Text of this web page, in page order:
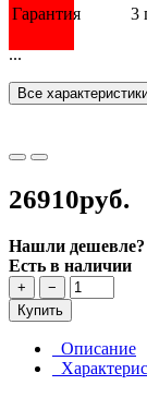
Гарантия
3
...
Все
26910руб.
Нашли дешевле?
Есть в наличии
+
−
Купить
Описание